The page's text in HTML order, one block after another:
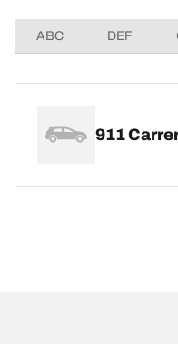
ABC DEF
911